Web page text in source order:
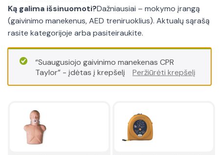
Ką galima išsinuomoti?Dažniausiai – mokymo įrangą
(gaivinimo manekenus, AED treniruoklius). Aktualų sąrašą
rasite kategorijoje arba pasiteiraukite.
“Suaugusiojo gaivinimo manekenas CPR
Taylor” - įdėtas į krepšelį
Peržiūrėti krepšelį